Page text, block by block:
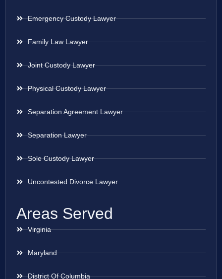
Emergency Custody Lawyer
Family Law Lawyer
Joint Custody Lawyer
Physical Custody Lawyer
Separation Agreement Lawyer
Separation Lawyer
Sole Custody Lawyer
Uncontested Divorce Lawyer
Areas Served
Virginia
Maryland
District Of Columbia